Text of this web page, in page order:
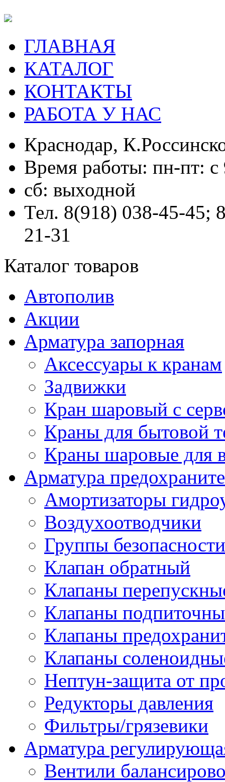
ГЛАВНАЯ
КАТАЛОГ
КОНТАКТЫ
РАБОТА У НАС
Краснодар,
Время работы: пн-пт:
сб: выходной
Тел. 8(918) 038-45-45;
21-31
Каталог товаров
Автополив
Акции
Арматура запорная
Аксессуары к кранам
Задвижки
Кран шаровый с
Краны для бытовой
Краны шаровые для
Арматура
Амортизаторы
Воздухоотводчики
Группы безопасности
Клапан обратный
Клапаны
Клапаны
Клапаны
Клапаны
Нептун-защита от
Редукторы давления
Фильтры/грязевики
Арматура
Вентили